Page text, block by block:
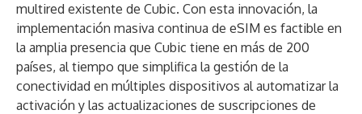
multired existente de Cubic. Con esta innovación, la
implementación masiva continua de eSIM es factible en
la amplia presencia que Cubic tiene en más de 200
países, al tiempo que simplifica la gestión de la
conectividad en múltiples dispositivos al automatizar la
activación y las actualizaciones de suscripciones de